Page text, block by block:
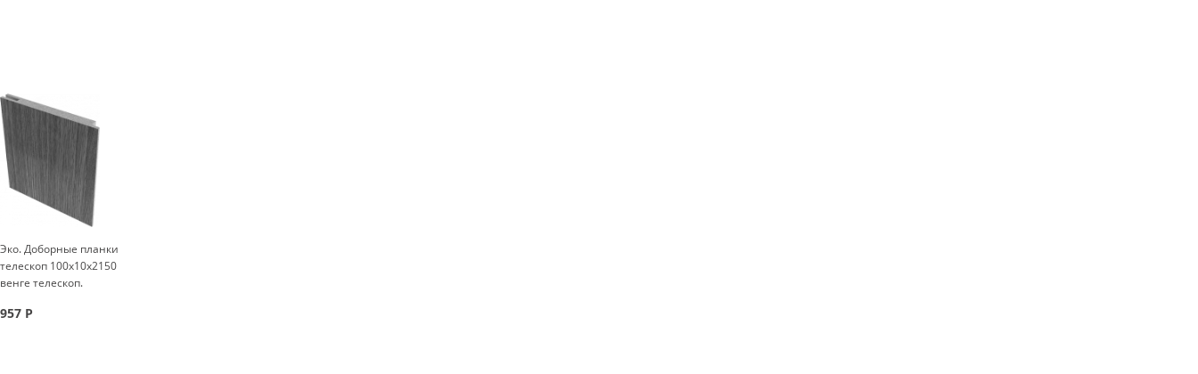
Эко. Доборные планки
телескоп 100x10x2150
венге телескоп.
957 Р